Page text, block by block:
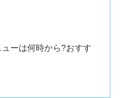
ーは何時から?おすす